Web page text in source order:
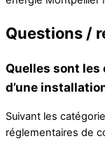
Questions /
Quelles sont
d’une
Suivant les
réglementaires de